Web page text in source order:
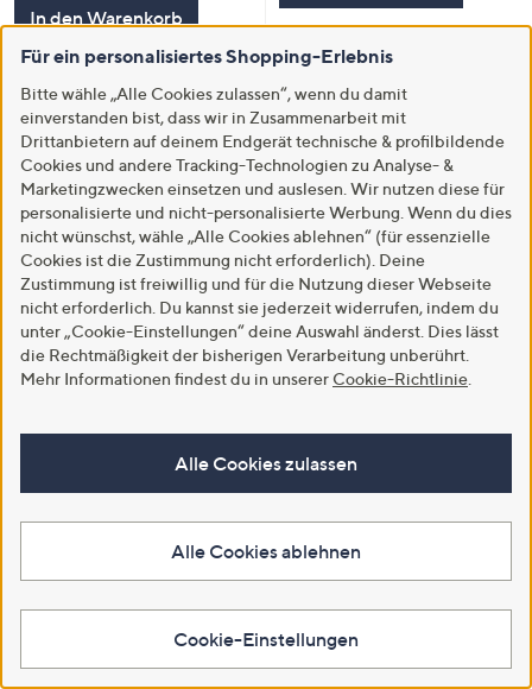
In den Warenkorb
Versand gratis
VIA MILANO Bluse, 1/1-Arm V-
Ausschnitt mit Stehkragen
figurumspielend
von
5
Bewertungen
Versand gratis
VIA MILANO Jeans, lange Form
5-Pocket-Style schmales Bein
mit Umschlag
von
5
Bewertungen
Weitere Farben verfügbar
Für ein personalisiertes Shopping-Erlebnis
Bitte wähle „Alle Cookies zulassen“, wenn du damit
einverstanden bist, dass wir in Zusammenarbeit mit
Drittanbietern auf deinem Endgerät technische & profilbildende
Cookies und andere Tracking-Technologien zu Analyse- &
Marketingzwecken einsetzen und auslesen. Wir nutzen diese für
personalisierte und nicht-personalisierte Werbung. Wenn du dies
nicht wünschst, wähle „Alle Cookies ablehnen“ (für essenzielle
Cookies ist die Zustimmung nicht erforderlich). Deine
Zustimmung ist freiwillig und für die Nutzung dieser Webseite
nicht erforderlich. Du kannst sie jederzeit widerrufen, indem du
unter „Cookie-Einstellungen“ deine Auswahl änderst. Dies lässt
die Rechtmäßigkeit der bisherigen Verarbeitung unberührt.
Mehr Informationen findest du in unserer Cookie-Richtlinie
Alle Cookies zulassen
Alle Cookies ablehnen
Cookie-Einstellungen